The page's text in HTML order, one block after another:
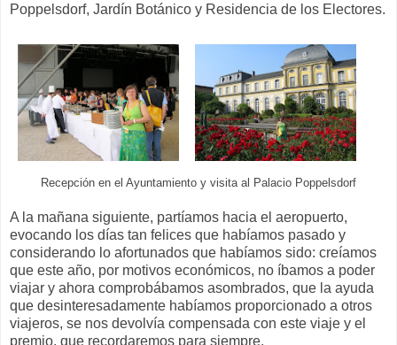
Poppelsdorf, Jardín Botánico y Residencia de los Electores.
Recepción en el Ayuntamiento y visita al Palacio Poppelsdorf
A la mañana siguiente, partíamos hacia el aeropuerto,
evocando los días tan felices que habíamos pasado y
considerando lo afortunados que habíamos sido: creíamos
que este año, por motivos económicos, no íbamos a poder
viajar y ahora comprobábamos asombrados, que la ayuda
que desinteresadamente habíamos proporcionado a otros
viajeros, se nos devolvía compensada con este viaje y el
premio, que recordaremos para siempre.